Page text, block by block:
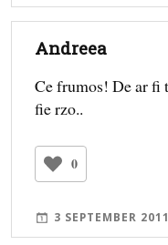
Andreea
Ce frumos! De ar fi
fie rzo..
0
3 SEPTEMBER 2011